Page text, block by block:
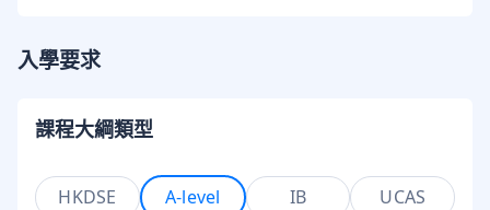
入學要求
課程大綱類型
HKDSE A-level IB UCAS